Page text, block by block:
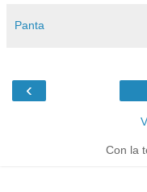
Panta
‹
Con la